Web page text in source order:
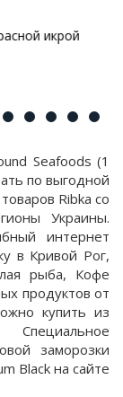
икрой
Seafoods (1
по выгодной
Ribka со
Украины.
интернет
в Кривой Рог,
рыба, Кофе
продуктов от
купить из
Специальное
заморозки
Black на сайте